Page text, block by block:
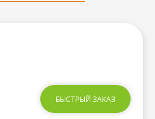
БЫСТРЫЙ ЗАКАЗ